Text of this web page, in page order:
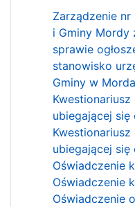
Zarządzenie
i Gminy Mordy
sprawie
stanowisko
Gminy w
ubiegającej
ubiegającej
Oświadczenie
Oświadczenie
Oświadczenie